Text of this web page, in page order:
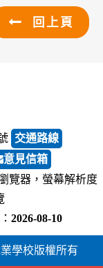
回上頁
交通路線
意見信箱
覽器，螢幕解析度
2026-08-10
學校版權所有